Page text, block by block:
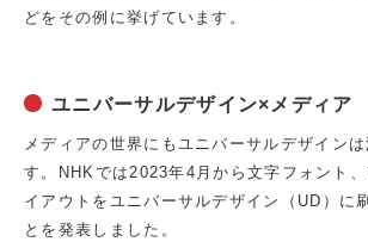
どをその例に挙げています。
ユニバーサルデザイン×メディア
メディアの世界にもユニバーサルデザイン
す。NHKでは2023年4月から文字フォント
イアウトをユニバーサルデザイン（UD）に
とを発表しました。